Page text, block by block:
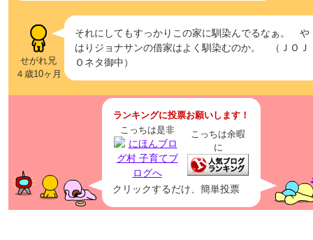
せがれ兄
４歳10ヶ月
それにしてもすっかりこの家に馴染んでるなぁ。 や
はりジョナサンの借家はよく馴染むのか。 （ＪＯＪ
Ｏネタ御中）
ランキングに投票お願いします！
こっちは是非
こっちは余暇
に
クリックするだけ、簡単投票